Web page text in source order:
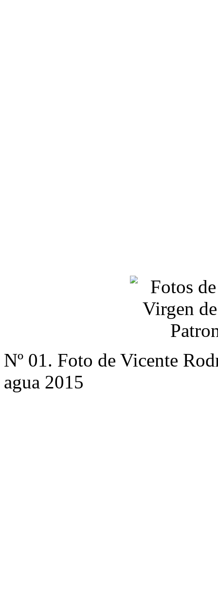
Nº 01. Foto de Vicente
agua 2015